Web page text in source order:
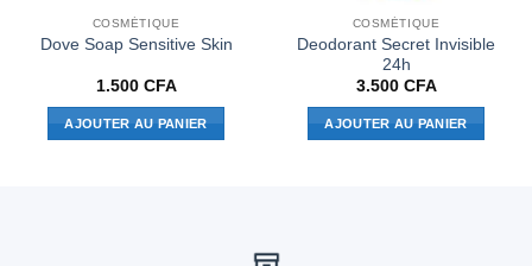
COSMÉTIQUE
Dove Soap Sensitive Skin
1.500 CFA
AJOUTER AU PANIER
COSMÉTIQUE
Deodorant Secret Invisible
24h
3.500 CFA
AJOUTER AU PANIER